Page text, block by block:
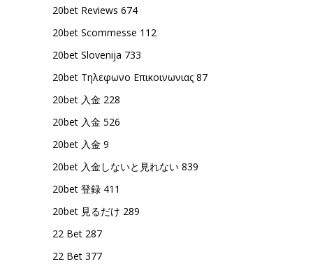
20bet Reviews 674
20bet Scommesse 112
20bet Slovenija 733
20bet Τηλεφωνο Επικοινωνιας 87
20bet 入金 228
20bet 入金 526
20bet 入金 9
20bet 入金しないと見れない 839
20bet 登録 411
20bet 見るだけ 289
22 Bet 287
22 Bet 377